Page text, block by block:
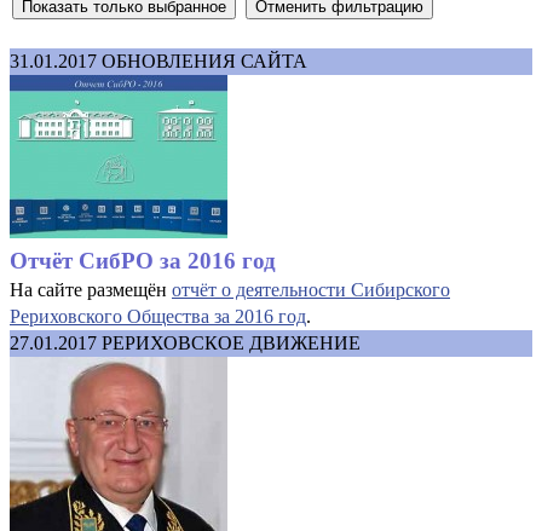
31.01.2017 ОБНОВЛЕНИЯ САЙТА
Отчёт СибРО за 2016 год
На сайте размещён отчёт о деятельности Сибирского
Рериховского Общества за 2016 год.
27.01.2017 РЕРИХОВСКОЕ ДВИЖЕНИЕ